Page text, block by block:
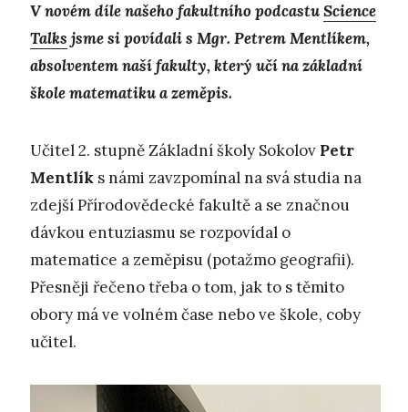
V novém díle našeho fakultního podcastuScience
Talks jsme si povídali s Mgr. Petrem Mentlíkem,
absolventem naší fakulty, který učí na základní
škole matematiku a zeměpis.
Učitel 2. stupně Základní školy Sokolov Petr
Mentlík s námi zavzpomínal na svá studia na
zdejší Přírodovědecké fakultě a se značnou
dávkou entuziasmu se rozpovídal o
matematice a zeměpisu (potažmo geografii).
Přesněji řečeno třeba o tom, jak to s těmito
obory má ve volném čase nebo ve škole, coby
učitel.